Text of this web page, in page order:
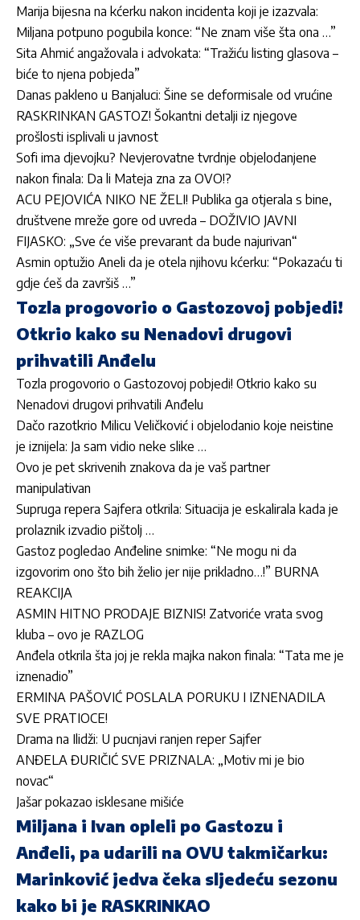
Marija bijesna na kćerku nakon incidenta koji je izazvala:
Miljana potpuno pogubila konce: “Ne znam više šta ona …”
Sita Ahmić angažovala i advokata: “Tražiću listing glasova –
biće to njena pobjeda”
Danas pakleno u Banjaluci: Šine se deformisale od vrućine
RASKRINKAN GASTOZ! Šokantni detalji iz njegove
prošlosti isplivali u javnost
Sofi ima djevojku? Nevjerovatne tvrdnje objelodanjene
nakon finala: Da li Mateja zna za OVO!?
ACU PEJOVIĆA NIKO NE ŽELI! Publika ga otjerala s bine,
društvene mreže gore od uvreda – DOŽIVIO JAVNI
FIJASKO: „Sve će više prevarant da bude najurivan“
Asmin optužio Aneli da je otela njihovu kćerku: “Pokazaću ti
gdje ćeš da završiš …”
Tozla progovorio o Gastozovoj pobjedi!
Otkrio kako su Nenadovi drugovi
prihvatili Anđelu
Tozla progovorio o Gastozovoj pobjedi! Otkrio kako su
Nenadovi drugovi prihvatili Anđelu
Dačo razotkrio Milicu Veličković i objelodanio koje neistine
je iznijela: Ja sam vidio neke slike …
Ovo je pet skrivenih znakova da je vaš partner
manipulativan
Supruga repera Sajfera otkrila: Situacija je eskalirala kada je
prolaznik izvadio pištolj …
Gastoz pogledao Anđeline snimke: “Ne mogu ni da
izgovorim ono što bih želio jer nije prikladno…!” BURNA
REAKCIJA
ASMIN HITNO PRODAJE BIZNIS! Zatvoriće vrata svog
kluba – ovo je RAZLOG
Anđela otkrila šta joj je rekla majka nakon finala: “Tata me je
iznenadio”
ERMINA PAŠOVIĆ POSLALA PORUKU I IZNENADILA
SVE PRATIOCE!
Drama na Ilidži: U pucnjavi ranjen reper Sajfer
ANĐELA ĐURIČIĆ SVE PRIZNALA: „Motiv mi je bio
novac“
Jašar pokazao isklesane mišiće
Miljana i Ivan opleli po Gastozu i
Anđeli, pa udarili na OVU takmičarku:
Marinković jedva čeka sljedeću sezonu
kako bi je RASKRINKAO